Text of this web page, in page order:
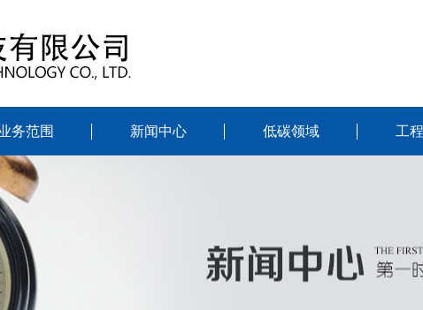
务范围 新闻中心 低碳领域 工